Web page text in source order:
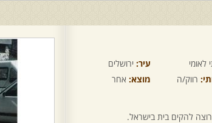
לאומי עיר: ירושלים
רווק/ה מוצא: אחר
להקים בית בישראל.